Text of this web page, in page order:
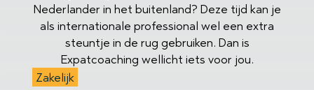
Nederlander in het buitenland? Deze tijd kan je
als internationale professional wel een extra
steuntje in de rug gebruiken. Dan is
Expatcoaching wellicht iets voor jou.
Zakelijk